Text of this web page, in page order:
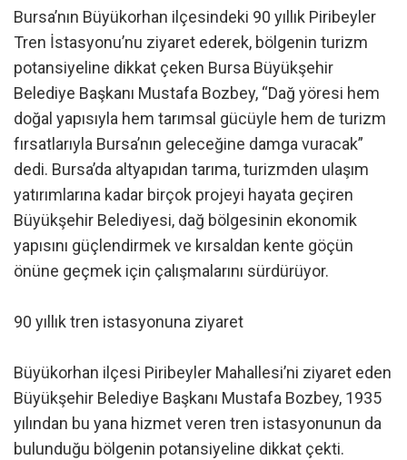
Bursa’nın Büyükorhan ilçesindeki 90 yıllık Piribeyler
Tren İstasyonu’nu ziyaret ederek, bölgenin turizm
potansiyeline dikkat çeken Bursa Büyükşehir
Belediye Başkanı Mustafa Bozbey, “Dağ yöresi hem
doğal yapısıyla hem tarımsal gücüyle hem de turizm
fırsatlarıyla Bursa’nın geleceğine damga vuracak”
dedi. Bursa’da altyapıdan tarıma, turizmden ulaşım
yatırımlarına kadar birçok projeyi hayata geçiren
Büyükşehir Belediyesi, dağ bölgesinin ekonomik
yapısını güçlendirmek ve kırsaldan kente göçün
önüne geçmek için çalışmalarını sürdürüyor.
90 yıllık tren istasyonuna ziyaret
Büyükorhan ilçesi Piribeyler Mahallesi’ni ziyaret eden
Büyükşehir Belediye Başkanı Mustafa Bozbey, 1935
yılından bu yana hizmet veren tren istasyonunun da
bulunduğu bölgenin potansiyeline dikkat çekti.